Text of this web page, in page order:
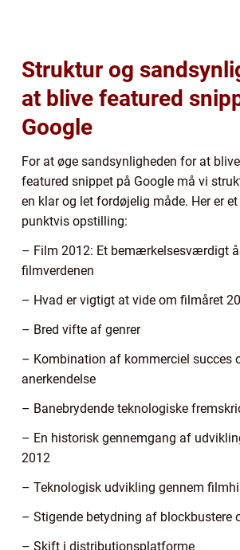
Struktur og
at blive featured
Google
For at øge sandsynligheden for at
featured snippet på Google må vi
en klar og let fordøjelig måde. Her er
punktvis opstilling:
– Film 2012: Et bemærkelsesværdigt
filmverdenen
– Hvad er vigtigt at vide om filmåret
– Bred vifte af genrer
– Kombination af kommerciel succes
anerkendelse
– Banebrydende teknologiske
– En historisk gennemgang af
2012
– Teknologisk udvikling gennem
– Stigende betydning af blockbustere
– Skift i distributionsplatforme